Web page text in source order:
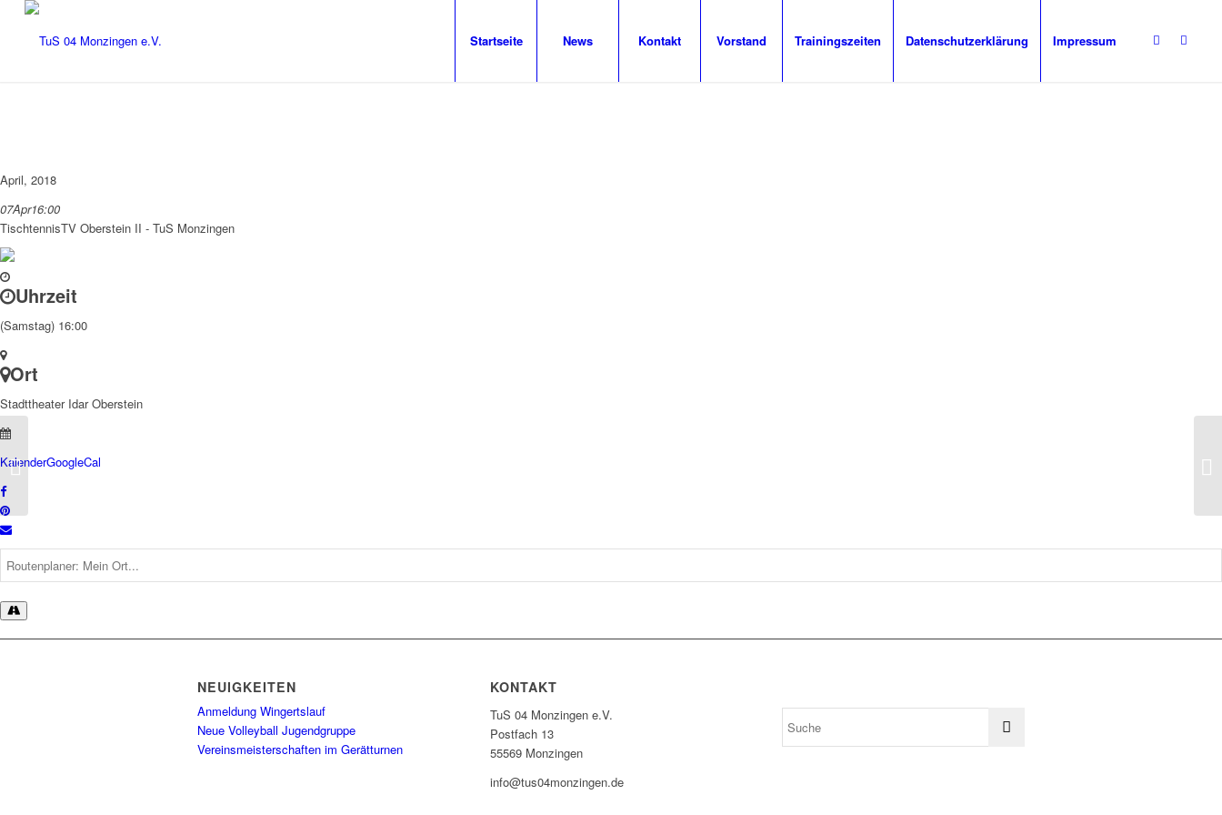
Startseite News Kontakt Vorstand Trainingszeiten Datenschutzerklärung Impressum
April, 2018
07Apr16:00
TischtennisTV Oberstein II - TuS Monzingen
Uhrzeit
(Samstag) 16:00
Ort
Stadttheater Idar Oberstein
KalenderGoogleCal
NEUIGKEITEN
Anmeldung Wingertslauf
Neue Volleyball Jugendgruppe
Vereinsmeisterschaften im Gerätturnen
KONTAKT
TuS 04 Monzingen e.V.
Postfach 13
55569 Monzingen
info@tus04monzingen.de
Tischtennis